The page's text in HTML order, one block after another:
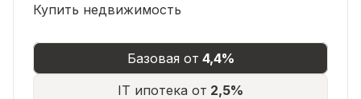
Купить недвижимость
Базовая от 4,4%
IT ипотека от 2,5%